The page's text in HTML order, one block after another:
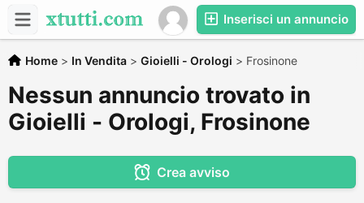
Inserisci un annuncio
Home > In Vendita > Gioielli - Orologi > Frosinone
Nessun annuncio trovato in
Gioielli - Orologi, Frosinone
Crea avviso